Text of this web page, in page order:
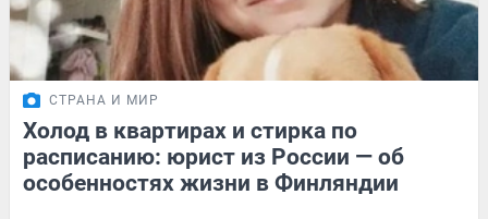
СТРАНА И МИР
Холод в квартирах и стирка по
расписанию: юрист из России — об
особенностях жизни в Финляндии